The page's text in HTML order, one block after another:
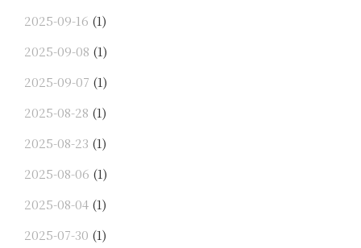
2025-09-16 (1)
2025-09-08 (1)
2025-09-07 (1)
2025-08-28 (1)
2025-08-23 (1)
2025-08-06 (1)
2025-08-04 (1)
2025-07-30 (1)